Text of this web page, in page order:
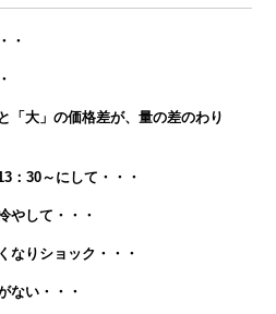
・
「大」の価格差が、量の差のわり
：30～にして・・・
やして・・・
なりショック・・・
ない・・・